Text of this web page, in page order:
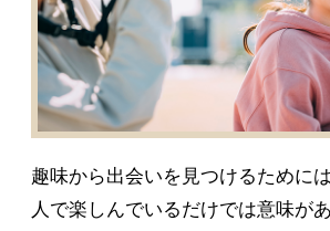
趣味から出会いを見つけるために
人で楽しんでいるだけでは意味が